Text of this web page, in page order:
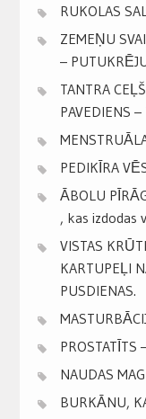
RUKOLAS
ZEMEŅU
–
TANTRA
PAVEDIENS –
PEDIKĪRA
ĀBOLU
, kas izdodas
VISTAS
KARTUPEĻI
PUSDIENAS.
PROSTATĪTS
NAUDAS
BURKĀNU,